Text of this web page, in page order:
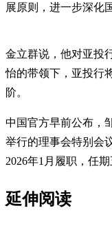
展原则，进一步深化
金立群说，他对亚投
怡的带领下，亚投行
阶。
中国官方早前公布，
举行的理事会特别会
2026年1月履职，任期
延伸阅读